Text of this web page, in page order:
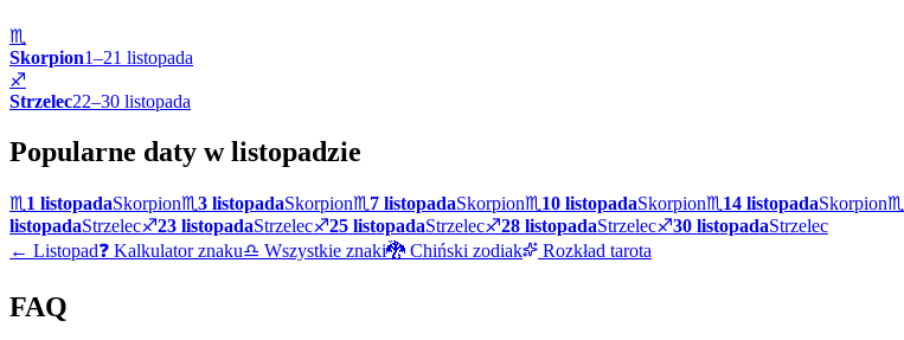
♏
Skorpion1–21 listopada
♐
Strzelec22–30 listopada
Popularne daty wlistopadzie
♏ 1 listopadaSkorpion♏3 listopadaSkorpion♏ 7 listopadaSkorpion♏ 10 listopadaSkorpion♏ 14 listopadaSkorpion♏
listopadaStrzelec♐23 listopadaStrzelec♐25 listopadaStrzelec♐28 listopadaStrzelec♐30 listopadaStrzelec
← Listopad❓ Kalkulator znaku♎ Wszystkie znaki🐉 Chiński zodiak Rozkład tarota
FAQ